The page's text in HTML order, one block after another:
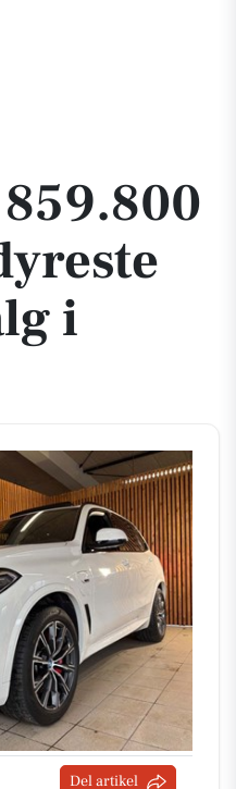
biler til salg i Gørding
i
Del artikel